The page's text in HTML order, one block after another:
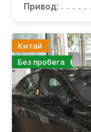
Привод:
Китай
Без пробега